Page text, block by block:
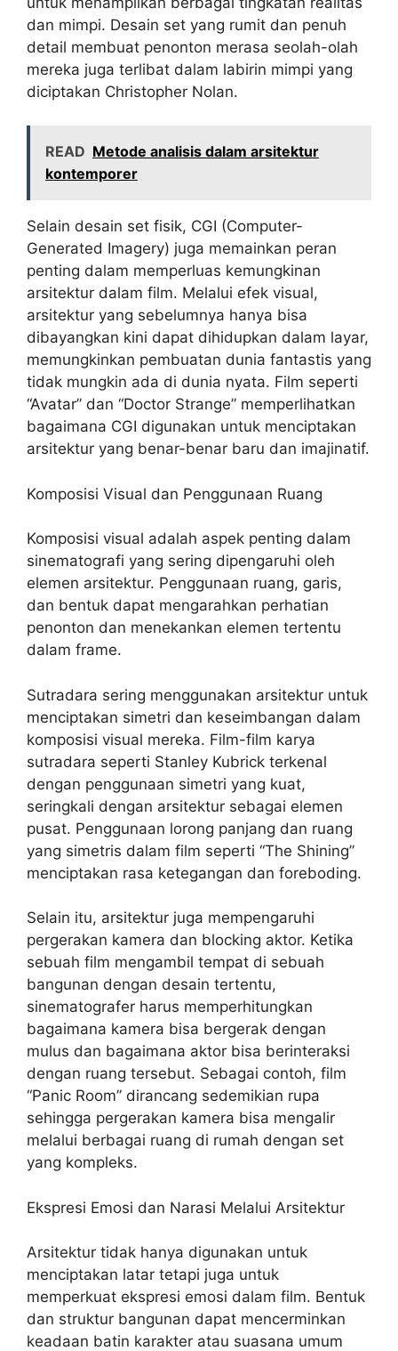
dan mimpi. Desain set yang rumit dan penuh
detail membuat penonton merasa seolah-olah
mereka juga terlibat dalam labirin mimpi yang
diciptakan Christopher Nolan.
READ Metode analisis dalam arsitektur
kontemporer
Selain desain set fisik, CGI (Computer-
Generated Imagery) juga memainkan peran
penting dalam memperluas kemungkinan
arsitektur dalam film. Melalui efek visual,
arsitektur yang sebelumnya hanya bisa
dibayangkan kini dapat dihidupkan dalam layar,
memungkinkan pembuatan dunia fantastis yang
tidak mungkin ada di dunia nyata. Film seperti
“Avatar” dan “Doctor Strange” memperlihatkan
bagaimana CGI digunakan untuk menciptakan
arsitektur yang benar-benar baru dan imajinatif.
Komposisi Visual dan Penggunaan Ruang
Komposisi visual adalah aspek penting dalam
sinematografi yang sering dipengaruhi oleh
elemen arsitektur. Penggunaan ruang, garis,
dan bentuk dapat mengarahkan perhatian
penonton dan menekankan elemen tertentu
dalam frame.
Sutradara sering menggunakan arsitektur untuk
menciptakan simetri dan keseimbangan dalam
komposisi visual mereka. Film-film karya
sutradara seperti Stanley Kubrick terkenal
dengan penggunaan simetri yang kuat,
seringkali dengan arsitektur sebagai elemen
pusat. Penggunaan lorong panjang dan ruang
yang simetris dalam film seperti “The Shining”
menciptakan rasa ketegangan dan foreboding.
Selain itu, arsitektur juga mempengaruhi
pergerakan kamera dan blocking aktor. Ketika
sebuah film mengambil tempat di sebuah
bangunan dengan desain tertentu,
sinematografer harus memperhitungkan
bagaimana kamera bisa bergerak dengan
mulus dan bagaimana aktor bisa berinteraksi
dengan ruang tersebut. Sebagai contoh, film
“Panic Room” dirancang sedemikian rupa
sehingga pergerakan kamera bisa mengalir
melalui berbagai ruang di rumah dengan set
yang kompleks.
Ekspresi Emosi dan Narasi Melalui Arsitektur
Arsitektur tidak hanya digunakan untuk
menciptakan latar tetapi juga untuk
memperkuat ekspresi emosi dalam film. Bentuk
dan struktur bangunan dapat mencerminkan
keadaan batin karakter atau suasana umum